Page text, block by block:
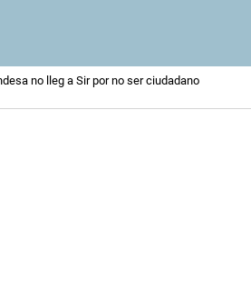
no lleg a Sir por no ser ciudadano